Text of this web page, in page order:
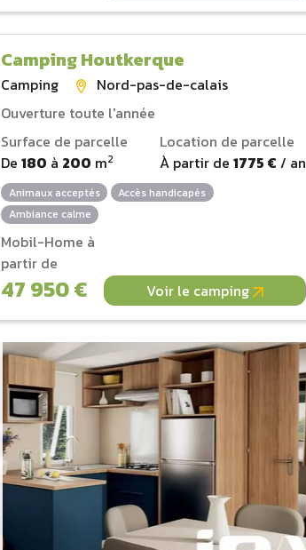
Camping Houtkerque
Camping
Nord-pas-de-calais
Ouverture toute l'année
Surface de parcelle
De180 à 200 m2
Location de parcelle
À partir de 1775 € / an
Animaux acceptés
Accès handicapés
Ambiance calme
Mobil-Home à
partir de
47 950 € Voir le camping